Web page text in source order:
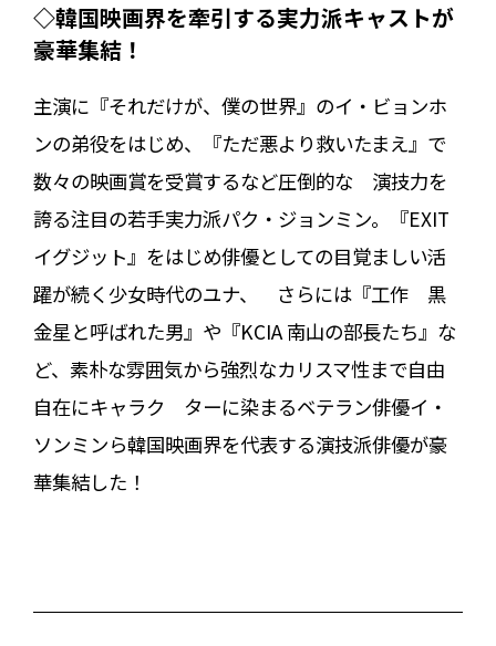
◇韓国映画界を牽引する実力派キャストが
豪華集結！
主演に『それだけが、僕の世界』のイ・ビョンホ
ンの弟役をはじめ、『ただ悪より救いたまえ』で
数々の映画賞を受賞するなど圧倒的な 演技力を
誇る注目の若手実力派パク・ジョンミン。『EXIT
イグジット』をはじめ俳優としての目覚ましい活
躍が続く少女時代のユナ、 さらには『工作 黒
金星と呼ばれた男』や『KCIA 南山の部長たち』な
ど、素朴な雰囲気から強烈なカリスマ性まで自由
自在にキャラク ターに染まるベテラン俳優イ・
ソンミンら韓国映画界を代表する演技派俳優が豪
華集結した！